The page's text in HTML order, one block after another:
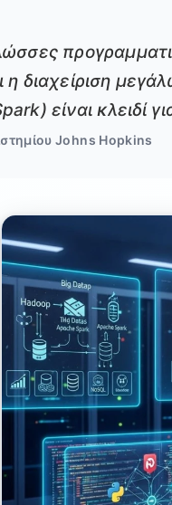
η διαχείριση
είναι κλειδί
Johns Hopkins